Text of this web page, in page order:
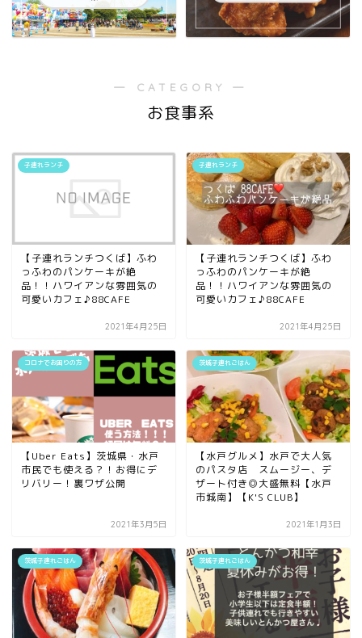
― CATEGORY ―
お食事系
子連れランチ
【子連れランチつくば】ふわ
っふわのパンケーキが絶
品！！ハワイアンな雰囲気の
可愛いカフェ♪88CAFE
2021年4月25日
子連れランチ
【子連れランチつくば】ふわ
っふわのパンケーキが絶
品！！ハワイアンな雰囲気の
可愛いカフェ♪88CAFE
2021年4月25日
コロナでお困りの方
【Uber Eats】茨城県・水戸
市民でも使える？！お得にデ
リバリー！裏ワザ公開
2021年3月5日
茨城子連れごはん
【水戸グルメ】水戸で大人気
のパスタ店 スムージー、デ
ザート付き◎大盛無料【水戸
市城南】【K'S CLUB】
2021年1月3日
茨城子連れごはん 茨城子連れごはん